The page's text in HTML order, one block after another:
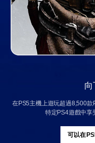
在PS5主機上遊玩超過8,500款
特定PS4遊戲中享
可以在